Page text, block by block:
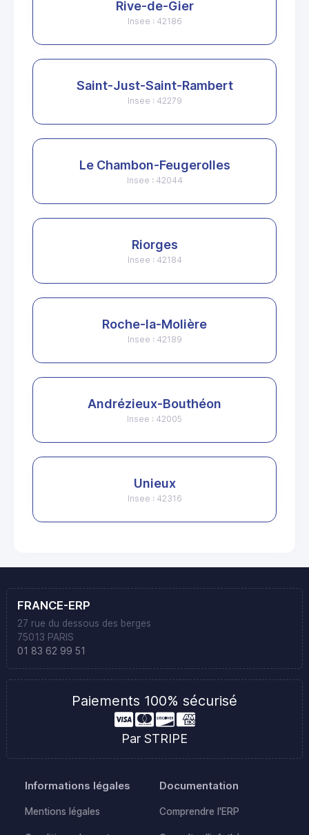
Rive-de-Gier
Insee : 42186
Saint-Just-Saint-Rambert
Insee : 42279
Le Chambon-Feugerolles
Insee : 42044
Riorges
Insee : 42184
Roche-la-Molière
Insee : 42189
Andrézieux-Bouthéon
Insee : 42005
Unieux
Insee : 42316
FRANCE-ERP
27 rue du dessous des berges
75013 PARIS
01 83 62 99 51
Paiements 100% sécurisé
Par STRIPE
Informations légales
Mentions légales
Documentation
Comprendre l'ERP